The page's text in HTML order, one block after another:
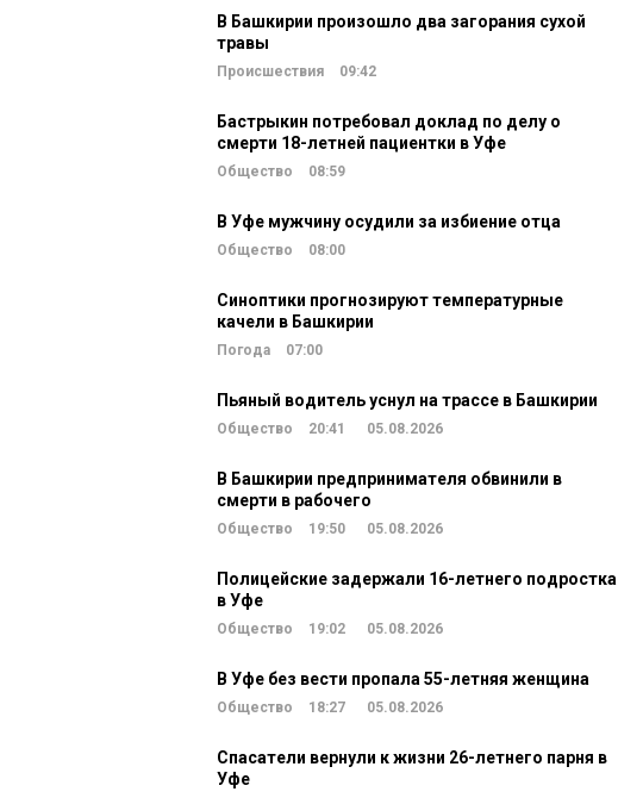
В Башкирии произошло два загорания сухой
травы
Происшествия 09:42
Бастрыкин потребовал доклад по делу о
смерти 18-летней пациентки в Уфе
Общество 08:59
В Уфе мужчину осудили за избиение отца
Общество 08:00
Синоптики прогнозируют температурные
качели в Башкирии
Погода 07:00
Пьяный водитель уснул на трассе в Башкирии
Общество 20:41 05.08.2026
В Башкирии предпринимателя обвинили в
смерти в рабочего
Общество 19:50 05.08.2026
Полицейские задержали 16-летнего подростка
в Уфе
Общество 19:02 05.08.2026
В Уфе без вести пропала 55-летняя женщина
Общество 18:27 05.08.2026
Спасатели вернули к жизни 26-летнего парня в
Уфе